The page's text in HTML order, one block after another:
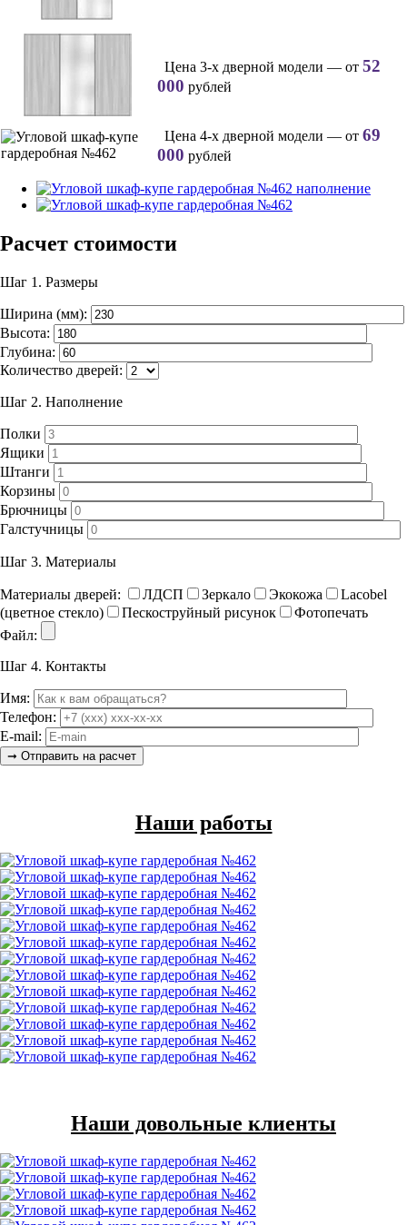
Цена 3-х дверной модели — от 52
000 рублей
Цена 4-х дверной модели — от 69
000 рублей
Расчет стоимости
Шаг 1. Размеры
Ширина (мм):
Высота:
Глубина:
Количество дверей:
Шаг 2. Наполнение
Полки
Ящики
Штанги
Корзины
Брючницы
Галстучницы
Шаг 3. Материалы
Материалы дверей: ЛДСП Зеркало Экокожа
Lacobel
(цветное стекло)
Пескоструйный рисунок
Фотопечать
Файл:
Шаг 4. Контакты
Имя:
Телефон:
E-mail:
Наши работы
Наши довольные клиенты